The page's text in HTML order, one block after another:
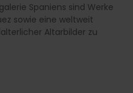
Spaniens sind Werke
sowie eine weltweit
Altarbilder zu